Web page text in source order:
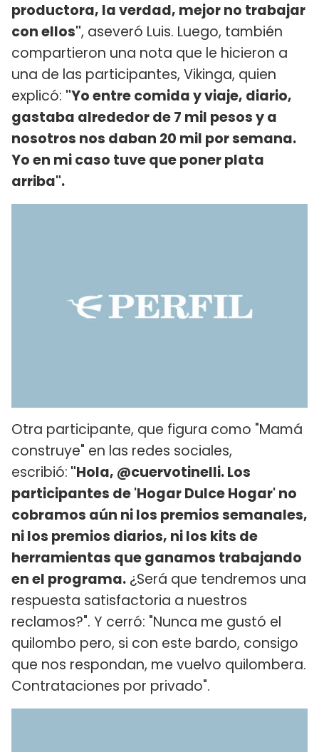
productora, la verdad, mejor no trabajar
con ellos", aseveró Luis. Luego, también
compartieron una nota que le hicieron a
una de las participantes, Vikinga, quien
explicó: "Yo entre comida y viaje, diario,
gastaba alrededor de 7 mil pesos y a
nosotros nos daban 20 mil por semana.
Yo en mi caso tuve que poner plata
arriba".
Otra participante, que figura como "Mamá
construye" en las redes sociales,
escribió: "Hola, @cuervotinelli. Los
participantes de 'Hogar Dulce Hogar' no
cobramos aún ni los premios semanales,
ni los premios diarios, ni los kits de
herramientas que ganamos trabajando
en el programa. ¿Será que tendremos una
respuesta satisfactoria a nuestros
reclamos?". Y cerró: "Nunca me gustó el
quilombo pero, si con este bardo, consigo
que nos respondan, me vuelvo quilombera.
Contrataciones por privado".